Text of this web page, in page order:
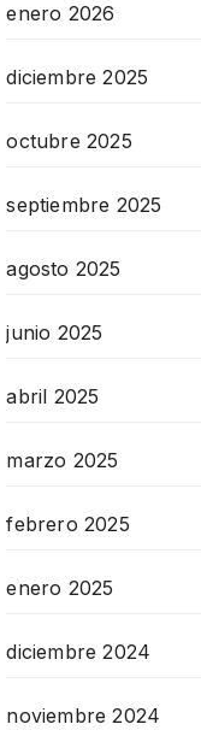
enero 2026
diciembre 2025
octubre 2025
septiembre 2025
agosto 2025
junio 2025
abril 2025
marzo 2025
febrero 2025
enero 2025
diciembre 2024
noviembre 2024